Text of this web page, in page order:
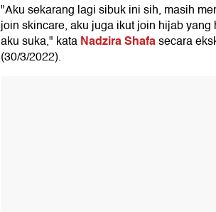
"Aku sekarang lagi sibuk ini sih, masih
join skincare, aku juga ikut join hijab
aku suka," kataNadzira Shafasecara
(30/3/2022).